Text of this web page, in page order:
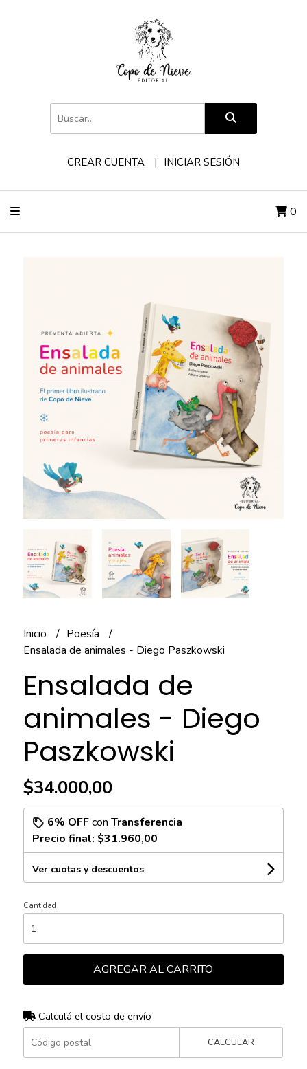
CREAR CUENTA INICIAR SESIÓN
0
Inicio
Poesía
Ensalada de animales - Diego Paszkowski
Ensalada de
animales - Diego
Paszkowski
$34.000,00
6% OFFcon Transferencia
Precio final: $31.960,00
Ver cuotas y descuentos
Cantidad
AGREGAR AL CARRITO
Calculá el costo de envío
CALCULAR